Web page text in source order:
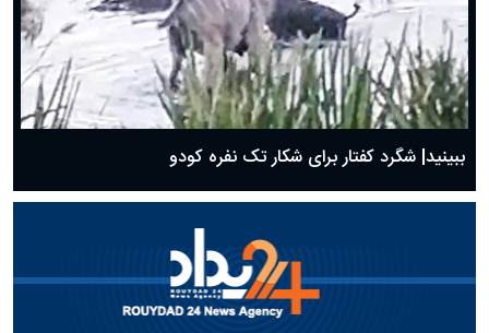
ببینید| شگرد کفتار برای شکار تک نفره کودو